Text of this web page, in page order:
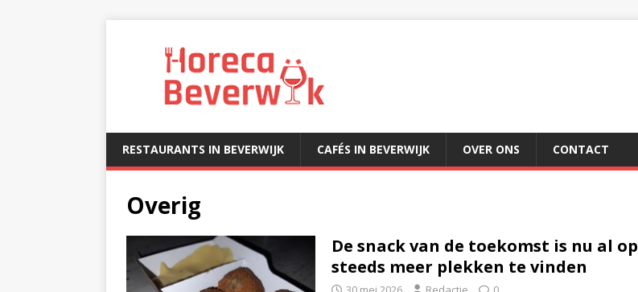
RESTAURANTS IN BEVERWIJK CAFÉS IN BEVERWIJK OVER ONS CONTACT
Overig
De snack van de toekomst is nu al op
steeds meer plekken te vinden